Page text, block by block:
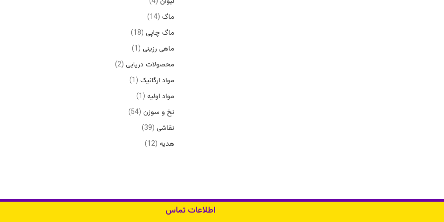
ماگ 14
ماگ چاپی 18
ماهی رزینی 1
محصولات دریایی 2
مواد ارگانیک 1
مواد اولیه 1
نخ و سوزن 54
نقاشی 39
هدیه 12
اطلاعات تماس